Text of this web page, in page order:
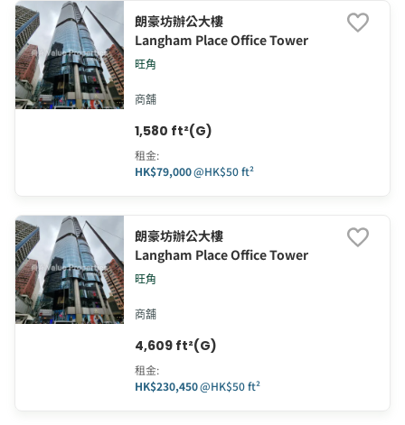
朗豪坊辦公大樓
Langham Place Office Tower
旺角
商舖
1,580 ft²(G)
租金:
HK$79,000@HK$50 ft²
朗豪坊辦公大樓
Langham Place Office Tower
旺角
商舖
4,609 ft²(G)
租金:
HK$230,450@HK$50 ft²